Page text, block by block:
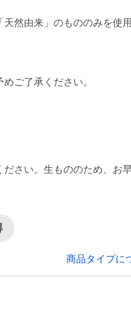
然由来」のもののみを使
ご了承ください。
さい。生もののため、お
商品タイプに